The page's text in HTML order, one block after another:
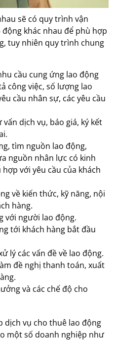
sẽ có quy trình vận
khác nhau để phù hợp
tuy nhiên quy trình chung
cầu cung ứng lao động
công việc, số lượng lao
cầu nhân sự, các yêu cầu
dịch vụ, báo giá, ký kết
tìm nguồn lao động,
nguồn nhân lực có kinh
với yêu cầu của khách
về kiến thức, kỹ năng, nội
hàng.
với người lao động.
tới khách hàng bắt đầu
lý các vấn đề về lao động.
đề nghị thanh toán, xuất
và các chế độ cho
dịch vụ cho thuê lao động
một số doanh nghiệp như